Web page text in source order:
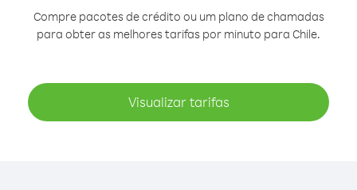
Compre pacotes de crédito ou um plano de chamadas
para obter as melhores tarifas por minuto para Chile.
Visualizar tarifas